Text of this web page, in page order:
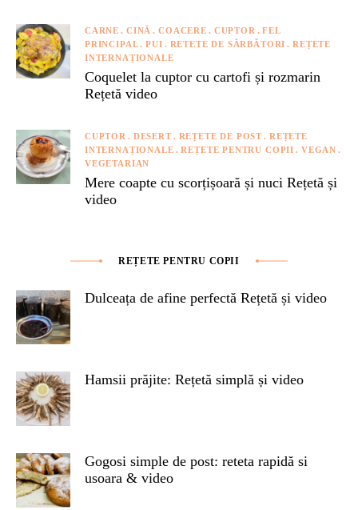
CARNE CINĂ COACERE CUPTOR
FEL
PRINCIPAL
PUI RETETE DE SĂRBĂTORI
REȚETE
INTERNAȚIONALE
Coquelet la cuptor cu cartofi și rozmarin
Rețetă video
CUPTOR DESERT REȚETE DE POST
REȚETE
INTERNAȚIONALE
REȚETE PENTRU COPII
VEGAN
VEGETARIAN
Mere coapte cu scorțișoară și nuci Rețetă și
video
REȚETE PENTRU COPII
Dulceața de afine perfectă Rețetă și video
Hamsii prăjite: Rețetă simplă și video
Gogosi simple de post: reteta rapidă si
usoara & video